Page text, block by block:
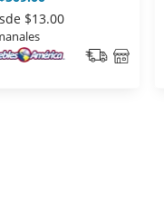
$13.00